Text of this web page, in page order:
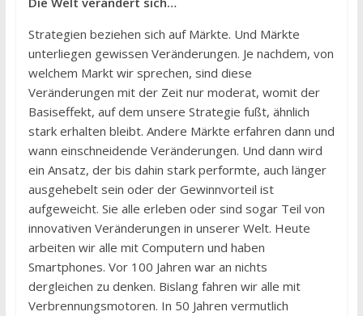
Strategien beziehen sich auf Märkte. Und Märkte
unterliegen gewissen Veränderungen. Je nachdem, von
welchem Markt wir sprechen, sind diese
Veränderungen mit der Zeit nur moderat, womit der
Basiseffekt, auf dem unsere Strategie fußt, ähnlich
stark erhalten bleibt. Andere Märkte erfahren dann und
wann einschneidende Veränderungen. Und dann wird
ein Ansatz, der bis dahin stark performte, auch länger
ausgehebelt sein oder der Gewinnvorteil ist
aufgeweicht. Sie alle erleben oder sind sogar Teil von
innovativen Veränderungen in unserer Welt. Heute
arbeiten wir alle mit Computern und haben
Smartphones. Vor 100 Jahren war an nichts
dergleichen zu denken. Bislang fahren wir alle mit
Verbrennungsmotoren. In 50 Jahren vermutlich